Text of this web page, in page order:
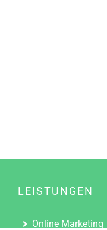
LEISTUNGEN
Online Marketing